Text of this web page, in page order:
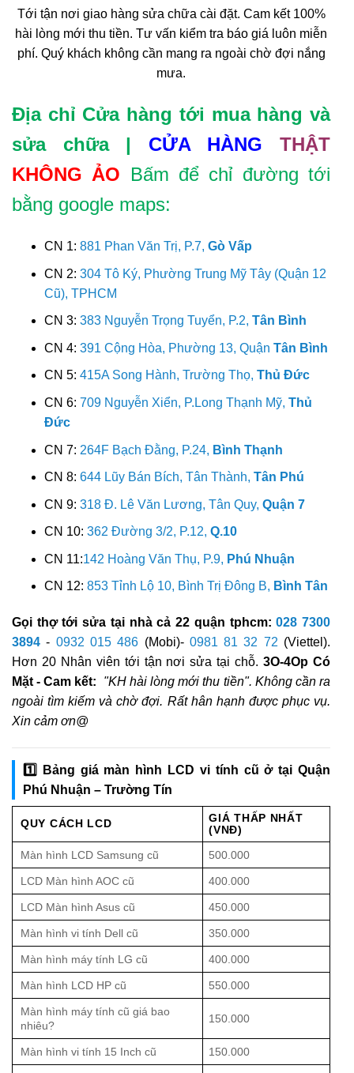
Tới tận nơi giao hàng sửa chữa cài đặt. Cam kết 100%
hài lòng mới thu tiền. Tư vấn kiểm tra báo giá luôn miễn
phí. Quý khách không cần mang ra ngoài chờ đợi nắng
mưa.
Địa chỉ Cửa hàng tới mua hàng và
sửa chữa | CỬA HÀNG
THẬT
KHÔNG ẢO Bấm để chỉ đường tới
bằng google maps:
CN 1: 881 Phan Văn Trị, P.7, Gò Vấp
CN 2: 304 Tô Ký, Phường Trung Mỹ Tây (Quận 12
Cũ), TPHCM
CN 3: 383 Nguyễn Trọng Tuyển, P.2, Tân Bình
CN 4: 391 Cộng Hòa, Phường 13, Quận Tân Bình
CN 5: 415A Song Hành, Trường Thọ, Thủ Đức
CN 6: 709 Nguyễn Xiển, P.Long Thạnh Mỹ, Thủ
Đức
CN 7: 264F Bạch Đằng, P.24, Bình Thạnh
CN 8: 644 Lũy Bán Bích, Tân Thành, Tân Phú
CN 9: 318 Đ. Lê Văn Lương, Tân Quy, Quận 7
CN 10: 362 Đường 3/2, P.12, Q.10
CN 11:142 Hoàng Văn Thụ, P.9, Phú Nhuận
CN 12: 853 Tỉnh Lộ 10, Bình Trị Đông B, Bình Tân
Gọi thợ tới sửa tại nhà cả 22 quận tphcm:028 7300
3894- 0932 015 486 (Mobi)- 0981 81 32 72 (Viettel).
Hơn 20 Nhân viên tới tận nơi sửa tại chỗ.3O-4Op Có
Mặt - Cam kết:
"KH hài lòng mới thu tiền". Không cần ra
ngoài tìm kiếm và chờ đợi. Rất hân hạnh được phục vụ.
Xin cảm ơn@
1️⃣ Bảng giá màn hình LCD vi tính cũ ở tại Quận
Phú Nhuận – Trường Tín
QUY CÁCH LCD
GIÁ THẤP NHẤT
(VNĐ)
Màn hình LCD Samsung cũ
500.000
LCD Màn hình AOC cũ 400.000
LCD Màn hình Asus cũ 450.000
Màn hình vi tính Dell cũ 350.000
Màn hình máy tính LG cũ 400.000
Màn hình LCD HP cũ 550.000
Màn hình máy tính cũ giá bao
nhiêu?
150.000
Màn hình vi tính 15 Inch cũ 150.000